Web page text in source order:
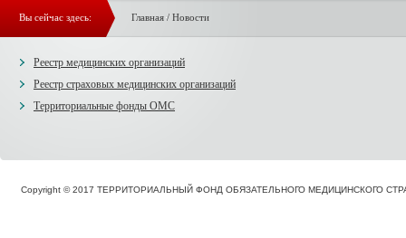
Вы сейчас здесь: Главная/ Новости
Реестр медицинских организаций
Реестр страховых медицинских организаций
Территориальные фонды ОМС
Copyright © 2017 ТЕРРИТОРИАЛЬНЫЙ ФОНД ОБЯЗАТЕЛЬНОГО МЕДИЦИНСКОГО